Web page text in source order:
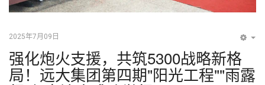
2025年7月09日
强化炮火支援，共筑5300战略新格
局！远大集团第四期"阳光工程""雨露